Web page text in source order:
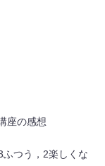
座の感想
つう，2楽しくな